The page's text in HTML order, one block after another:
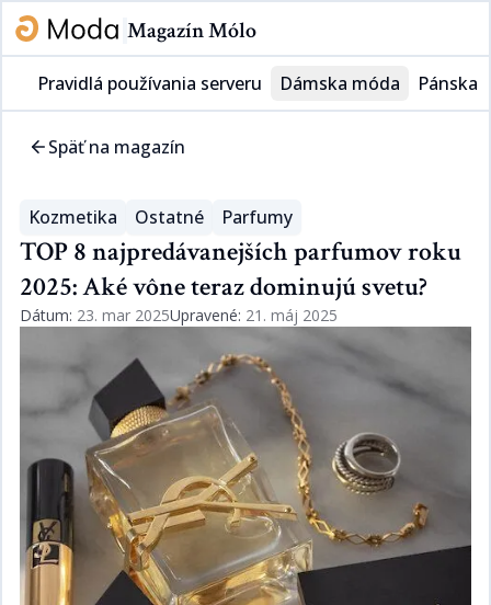
Magazín Mólo
Pravidlá používania serveru Dámska móda Pánska
Späť na magazín
Kozmetika​​​​‌ ‍ ​‍​‍‌‍ ‌ ​‍‌‍‍‌‌‍‌ ‌‍‍‌‌‍ ‍​‍​‍​ ‍‍​‍​‍‌ ​ ‌‍​‌‌‍ ‍‌‍‍‌‌ ‌​‌ ‍‌​‍ ‍‌‍‍‌‌‍ ​‍​‍​‍ ​​‍​‍‌‍‍​‌ ​‍‌‍‌‌‌‍‌‍​‍​‍​ ‍‍​‍​‍‌‍‍​‌ ‌​‌ ‌​‌ ​​​ ‍‍​‍ ​‍ ‌‍ ​‌‍ ‌‍​ ‌‍​‌‌‍ ​‌‍‍​‌‍ ‌ ​ ‌ ‌​​ ‍‍​ ​ ​ ​​​ ​​​ ​​​‍ ‌ ​ ‌ ‌​‌ ‌‌‌‍‌​‌‍‍‌‌‍ ​‍ ‌‍‍‌‌‍ ‍‌ ‌​‌‍‌‌‌‍ ‍‌ ‌​​‍ ‌‍‌‌‌‍‌​‌‍‍‌‌ ‌​​‍ ‌‍ ‌‌‍ ‌‍‌​‌‍‌‌​ ‌‌ ​​‌ ​‍‌‍‌‌‌ ​ ‌‍‌‌‌‍ ‍‌ ‌​‌‍​‌‌ ‌​‌‍‍‌‌‍ ‌‍ ‍​ ‍ ‌‍‍‌‌‍‌​​ ‌‌‍​ ‌‍​‌‌ ‌​‌‍‌‌‌‍‌ ‌‍ ‌ ​‍‌ ‍‌​‍ ‌​ ​‌​ ‌ ​ ‍ ‌ ‌​‌ ‍‌‌ ​​‌‍‌‌​ ‌‌‍​ ‌‍​‌‌ ‌​‌‍‌‌‌‍‌ ‌‍ ‌ ​‍‌ ‍‌​ ‍ ‌ ​​‌‍​‌‌ ‌​‌‍‍​​ ‌‌‍ ‍‌‍​‌‌‍ ‌‌‍‌‌​ ‌‍​‍‌‍​‌‌ ​ ‌‍‌‌‌‌‌‌‌ ​‍‌‍ ​​ ‌‌‍‍​‌ ‌​‌ ‌​‌ ​​​‍‌‌​ ​ ‌​​‌​‍‌‌​ ​‍‌​‌‍​‍‌‌​ ​‍‌​‌‍‌‍ ​‌‍ ‌‍​ ‌‍​‌‌‍ ​‌‍‍​‌‍ ‌ ​ ‌ ‌​​‍‌‌​ ​ ‌​​‌​ ​ ​ ​​​ ​​​ ​​​‍‌‌​ ​‍‌​‌‍‌ ​ ‌ ‌​‌ ‌‌‌‍‌​‌‍‍‌‌‍ ​‍‌‍‌‍‍‌‌‍‌​​ ‌‌‍​ ‌‍​‌‌ ‌​‌‍‌‌‌‍‌ ‌‍ ‌ ​‍‌ ‍‌​‍ ‌​ ​‌​ ‌ ​‍‌‍‌ ‌​‌ ‍‌‌ ​​‌‍‌‌​ ‌‌‍​ ‌‍​‌‌ ‌​‌‍‌‌‌‍‌ ‌‍ ‌ ​‍‌ ‍‌​‍‌‍‌ ​​‌‍​‌‌ ‌​‌‍‍​​ ‌‌‍ ‍‌‍​‌‌‍ ‌‌‍‌‌​‍‌‍‌ ​​‌‍‌‌‌ ​‍‌ ​ ‌ ​​‌‍‌‌‌‍​ ‌ ‌​‌‍‍‌‌ ‌‍‌‍‌‌​ ‌‌ ​​‌ ‌‌‌‍​‍‌‍ ​‌‍‍‌‌ ​ ‌‍‍​‌‍‌‌‌‍‌​​‍​‍‌ ‌ Ostatné​​​​‌ ‍ ​‍​‍‌‍ ‌ ​‍‌‍‍‌‌‍‌ ‌‍‍‌‌‍ ‍​‍​‍​ ‍‍​‍​‍‌ ​ ‌‍​‌‌‍ ‍‌‍‍‌‌ ‌​‌ ‍‌​‍ ‍‌‍‍‌‌‍ ​‍​‍​‍ ​​‍​‍‌‍‍​‌ ​‍‌‍‌‌‌‍‌‍​‍​‍​ ‍‍​‍​‍‌‍‍​‌ ‌​‌ ‌​‌ ​​​ ‍‍​‍ ​‍ ‌‍ ​‌‍ ‌‍​ ‌‍​‌‌‍ ​‌‍‍​‌‍ ‌ ​ ‌ ‌​​ ‍‍​ ​ ​ ​​​ ​​​ ​​​‍ ‌ ​ ‌ ‌​‌ ‌‌‌‍‌​‌‍‍‌‌‍ ​‍ ‌‍‍‌‌‍ ‍‌ ‌​‌‍‌‌‌‍ ‍‌ ‌​​‍ ‌‍‌‌‌‍‌​‌‍‍‌‌ ‌​​‍ ‌‍ ‌‌‍ ‌‍‌​‌‍‌‌​ ‌‌ ​​‌ ​‍‌‍‌‌‌ ​ ‌‍‌‌‌‍ ‍‌ ‌​‌‍​‌‌ ‌​‌‍‍‌‌‍ ‌‍ ‍​ ‍ ‌‍‍‌‌‍‌​​ ‌‌‍​ ‌‍​‌‌ ‌​‌‍‌‌‌‍‌ ‌‍ ‌ ​‍‌ ‍‌​‍ ‌​ ‌​​ ​ ​ ​ ​ ​‍​ ‍ ‌ ‌​‌ ‍‌‌ ​​‌‍‌‌​ ‌‌‍​ ‌‍​‌‌ ‌​‌‍‌‌‌‍‌ ‌‍ ‌ ​‍‌ ‍‌​ ‍ ‌ ​​‌‍​‌‌ ‌​‌‍‍​​ ‌‌‍ ‍‌‍​‌‌‍ ‌‌‍‌‌​ ‌‍​‍‌‍​‌‌ ​ ‌‍‌‌‌‌‌‌‌ ​‍‌‍ ​​ ‌‌‍‍​‌ ‌​‌ ‌​‌ ​​​‍‌‌​ ​ ‌​​‌​‍‌‌​ ​‍‌​‌‍​‍‌‌​ ​‍‌​‌‍‌‍ ​‌‍ ‌‍​ ‌‍​‌‌‍ ​‌‍‍​‌‍ ‌ ​ ‌ ‌​​‍‌‌​ ​ ‌​​‌​ ​ ​ ​​​ ​​​ ​​​‍‌‌​ ​‍‌​‌‍‌ ​ ‌ ‌​‌ ‌‌‌‍‌​‌‍‍‌‌‍ ​‍‌‍‌‍‍‌‌‍‌​​ ‌‌‍​ ‌‍​‌‌ ‌​‌‍‌‌‌‍‌ ‌‍ ‌ ​‍‌ ‍‌​‍ ‌​ ‌​​ ​ ​ ​ ​ ​‍​‍‌‍‌ ‌​‌ ‍‌‌ ​​‌‍‌‌​ ‌‌‍​ ‌‍​‌‌ ‌​‌‍‌‌‌‍‌ ‌‍ ‌ ​‍‌ ‍‌​‍‌‍‌ ​​‌‍​‌‌ ‌​‌‍‍​​ ‌‌‍ ‍‌‍​‌‌‍ ‌‌‍‌‌​‍‌‍‌ ​​‌‍‌‌‌ ​‍‌ ​ ‌ ​​‌‍‌‌‌‍​ ‌ ‌​‌‍‍‌‌ ‌‍‌‍‌‌​ ‌‌ ​​‌ ‌‌‌‍​‍‌‍ ​‌‍‍‌‌ ​ ‌‍‍​‌‍‌‌‌‍‌​​‍​‍‌ ‌ Parfumy​​​​‌ ‍ ​‍​‍‌‍ ‌ ​‍‌‍‍‌‌‍‌ ‌‍‍‌‌‍ ‍​‍​‍​ ‍‍​‍​‍‌ ​ ‌‍​‌‌‍ ‍‌‍‍‌‌ ‌​‌ ‍‌​‍ ‍‌‍‍‌‌‍ ​‍​‍​‍ ​​‍​‍‌‍‍​‌ ​‍‌‍‌‌‌‍‌‍​‍​‍​ ‍‍​‍​‍‌‍‍​‌ ‌​‌ ‌​‌ ​​​ ‍‍​‍ ​‍ ‌‍ ​‌‍ ‌‍​ ‌‍​‌‌‍ ​‌‍‍​‌‍ ‌ ​ ‌ ‌​​ ‍‍​ ​ ​ ​​​ ​​​ ​​​‍ ‌ ​ ‌ ‌​‌ ‌‌‌‍‌​‌‍‍‌‌‍ ​‍ ‌‍‍‌‌‍ ‍‌ ‌​‌‍‌‌‌‍ ‍‌ ‌​​‍ ‌‍‌‌‌‍‌​‌‍‍‌‌ ‌​​‍ ‌‍ ‌‌‍ ‌‍‌​‌‍‌‌​ ‌‌ ​​‌ ​‍‌‍‌‌‌ ​ ‌‍‌‌‌‍ ‍‌ ‌​‌‍​‌‌ ‌​‌‍‍‌‌‍ ‌‍ ‍​ ‍ ‌‍‍‌‌‍‌​​ ‌‌‍​ ‌‍​‌‌ ‌​‌‍‌‌‌‍‌ ‌‍ ‌ ​‍‌ ‍‌​‍ ‌​ ‌​​ ‌‍​ ‍ ‌ ‌​‌ ‍‌‌ ​​‌‍‌‌​ ‌‌‍​ ‌‍​‌‌ ‌​‌‍‌‌‌‍‌ ‌‍ ‌ ​‍‌ ‍‌​ ‍ ‌ ​​‌‍​‌‌ ‌​‌‍‍​​ ‌‌‍ ‍‌‍​‌‌‍ ‌‌‍‌‌​ ‌‍​‍‌‍​‌‌ ​ ‌‍‌‌‌‌‌‌‌ ​‍‌‍ ​​ ‌‌‍‍​‌ ‌​‌ ‌​‌ ​​​‍‌‌​ ​ ‌​​‌​‍‌‌​ ​‍‌​‌‍​‍‌‌​ ​‍‌​‌‍‌‍ ​‌‍ ‌‍​ ‌‍​‌‌‍ ​‌‍‍​‌‍ ‌ ​ ‌ ‌​​‍‌‌​ ​ ‌​​‌​ ​ ​ ​​​ ​​​ ​​​‍‌‌​ ​‍‌​‌‍‌ ​ ‌ ‌​‌ ‌‌‌‍‌​‌‍‍‌‌‍ ​‍‌‍‌‍‍‌‌‍‌​​ ‌‌‍​ ‌‍​‌‌ ‌​‌‍‌‌‌‍‌ ‌‍ ‌ ​‍‌ ‍‌​‍ ‌​ ‌​​ ‌‍​‍‌‍‌ ‌​‌ ‍‌‌ ​​‌‍‌‌​ ‌‌‍​ ‌‍​‌‌ ‌​‌‍‌‌‌‍‌ ‌‍ ‌ ​‍‌ ‍‌​‍‌‍‌ ​​‌‍​‌‌ ‌​‌‍‍​​ ‌‌‍ ‍‌‍​‌‌‍ ‌‌‍‌‌​‍‌‍‌ ​​‌‍‌‌‌ ​‍‌ ​ ‌ ​​‌‍‌‌‌‍​ ‌ ‌​‌‍‍‌‌ ‌‍‌‍‌‌​ ‌‌ ​​‌ ‌‌‌‍​‍‌‍ ​‌‍‍‌‌ ​ ‌‍‍​‌‍‌‌‌‍‌​​‍​‍‌ ‌
TOP 8 najpredávanejších parfumov roku
2025: Aké vône teraz dominujú svetu?​​​​‌ ‍ ​‍​‍‌‍ ‌ ​‍‌‍‍‌‌‍‌ ‌‍‍‌‌‍ ‍​‍​‍​ ‍‍​‍​‍‌ ​ ‌‍​‌‌‍ ‍‌‍‍‌‌ ‌​‌ ‍‌​‍ ‍‌‍‍‌‌‍ ​‍​‍​‍ ​​‍​‍‌‍‍​‌ ​‍‌‍‌‌‌‍‌‍​‍​‍​ ‍‍​‍​‍‌‍‍​‌ ‌​‌ ‌​‌ ​​​ ‍‍​‍ ​‍ ‌‍ ​‌‍ ‌‍​ ‌‍​‌‌‍ ​‌‍‍​‌‍ ‌ ​ ‌ ‌​​ ‍‍​ ​ ​ ​​​ ​​​ ​​​‍ ‌ ​ ‌ ‌​‌ ‌‌‌‍‌​‌‍‍‌‌‍ ​‍ ‌‍‍‌‌‍ ‍‌ ‌​‌‍‌‌‌‍ ‍‌ ‌​​‍ ‌‍‌‌‌‍‌​‌‍‍‌‌ ‌​​‍ ‌‍ ‌‌‍ ‌‍‌​‌‍‌‌​ ‌‌ ​​‌ ​‍‌‍‌‌‌ ​ ‌‍‌‌‌‍ ‍‌ ‌​‌‍​‌‌ ‌​‌‍‍‌‌‍ ‌‍ ‍​ ‍ ‌‍‍‌‌‍‌​​ ‌‌ ​​‌‍ ‌ ​ ‌ ‌​​‍ ‌​ ​‍​ ​‍​ ​‍​ ​‍​ ‍‌​ ‍‌​ ‍‌​ ‍ ‌ ‌​‌ ‍‌‌ ​​‌‍‌‌​ ‌‌ ​​‌‍ ‌ ​ ‌ ‌​​ ‍ ‌ ​​‌‍​‌‌ ‌​‌‍‍​​ ‌‌ ‌​‌‍‍‌‌ ‌​‌‍ ​‌‍‌‌​ ‌‍​‍‌‍​‌‌ ​ ‌‍‌‌‌‌‌‌‌ ​‍‌‍ ​​ ‌‌‍‍​‌ ‌​‌ ‌​‌ ​​​‍‌‌​ ​ ‌​​‌​‍‌‌​ ​‍‌​‌‍​‍‌‌​ ​‍‌​‌‍‌‍ ​‌‍ ‌‍​ ‌‍​‌‌‍ ​‌‍‍​‌‍ ‌ ​ ‌ ‌​​‍‌‌​ ​ ‌​​‌​ ​ ​ ​​​ ​​​ ​​​‍‌‌​ ​‍‌​‌‍‌ ​ ‌ ‌​‌ ‌‌‌‍‌​‌‍‍‌‌‍ ​‍‌‍‌‍‍‌‌‍‌​​ ‌‌ ​​‌‍ ‌ ​ ‌ ‌​​‍ ‌​ ​‍​ ​‍​ ​‍​ ​‍​ ‍‌​ ‍‌​ ‍‌​‍‌‍‌ ‌​‌ ‍‌‌ ​​‌‍‌‌​ ‌‌ ​​‌‍ ‌ ​ ‌ ‌​​‍‌‍‌ ​​‌‍​‌‌ ‌​‌‍‍​​ ‌‌ ‌​‌‍‍‌‌ ‌​‌‍ ​‌‍‌‌​‍‌‍‌ ​​‌‍‌‌‌ ​‍‌ ​ ‌ ​​‌‍‌‌‌‍​ ‌ ‌​‌‍‍‌‌ ‌‍‌‍‌‌​ ‌‌ ​​‌ ‌‌‌‍​‍‌‍ ​‌‍‍‌‌ ​ ‌‍‍​‌‍‌‌‌‍‌​​‍​‍‌ ‌
Dátum: 23. mar 2025Upravené: 21. máj 2025